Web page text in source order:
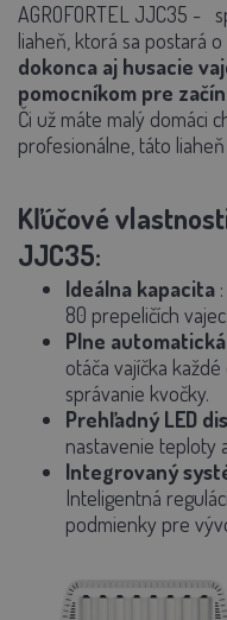
AGROFORTEL JJC35 -
liaheň, ktorá sa postará o
dokonca aj husacie
pomocníkom pre
Či už máte malý domáci
profesionálne, táto
Kľúčové
JJC35:
Ideálna kapacita :
80 prepeličích vajec.
Plne
otáča vajíčka
správanie kvočky.
Prehľadný LED
nastavenie teploty
Integrovaný
Inteligentná
podmienky pre